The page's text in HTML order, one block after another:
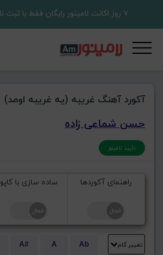
7 روز اکانت لامینور رایگان فقط با ثبت نام در سایت
آکورد آهنگ غریبه (یه غریبه اومد)
حسن شماعی زاده
تأیید لامینور
راهنمای آکوردها ساده سازی با کاپو
تغییر گام Ab
A
A#